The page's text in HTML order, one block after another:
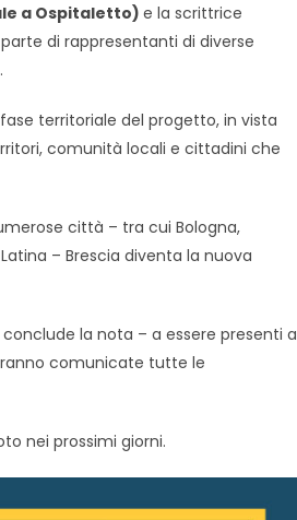
a Ospitaletto) e la scrittrice
di rappresentanti di diverse
territoriale del progetto, in vista
comunità locali e cittadini che
città – tra cui Bologna,
– Brescia diventa la nuova
la nota – a essere presenti a
comunicate tutte le
nei prossimi giorni.